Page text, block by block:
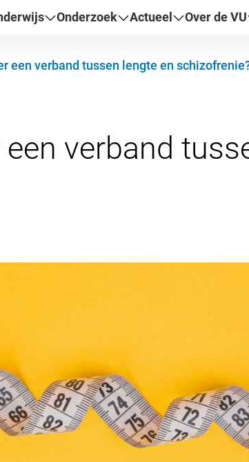
Onderzoek Actueel Over de VU
een verband tussen lengte en
verband